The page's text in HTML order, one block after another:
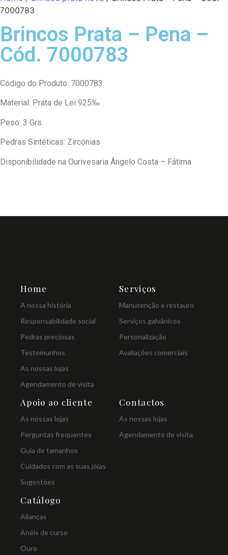
7000783
Brincos Prata – Pena –
Cód. 7000783
Código do Produto: 7000783
Material: Prata de Lei 925‰
Peso: 3 Grs
Pedras Sintéticas: Zircónias
Disponibilidade na Ourivesaria Ângelo Costa – Fátima
Home
A nossa história
Responsabilidade social
Pedras preciosas
Testemunhos
As nossas lojas
Agendamento de visita
Serviços
Manutenção e restauro
Serviços galvânicos
Personalização
Avaliações comerciais
Apoio ao cliente
As nossas lojas
Perguntas frequentes
Guia de tamanhos
Cuidados com as suas jóias
Sugestões
Contactos
As nossas lojas
Agendamento de visita
Catálogo
Alianças
Anéis de curso
Ouro